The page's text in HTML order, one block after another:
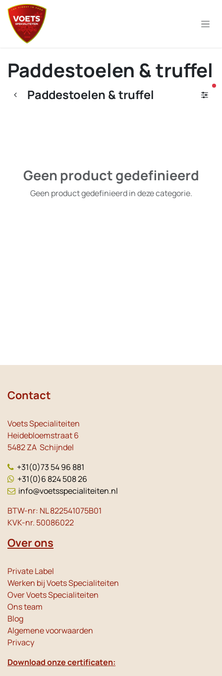
Overslaan naar inhoud
Paddestoelen & truffel
Paddestoelen & truffel
Geen product gedefinieerd
Geen product gedefinieerd in deze categorie.
Contact
Voets Specialiteiten
Heidebloemstraat 6
5482 ZA Schijndel
+31(0)73 54 96 881
+31(0)6 824 508 26
info@voetsspecialiteiten.nl
BTW-nr: NL 822541075B01
KVK-nr. 50086022
Over ons
Private Label
Werken bij Voets Specialiteiten
Over Voets Specialiteiten
Ons team
Blog
Algemene voorwaarden
Privacy
Download onze certificaten: